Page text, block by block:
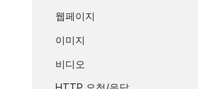
웹페이지
이미지
비디오